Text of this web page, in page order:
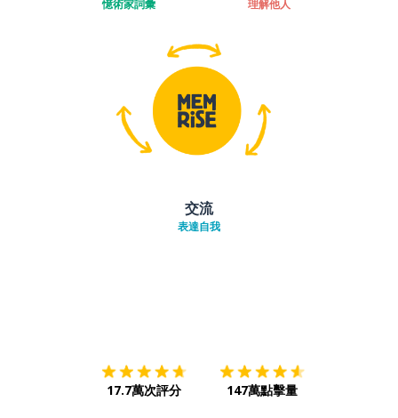
憶術家詞彙 理解他人
交流
表達自我
17.7萬次評分 147萬點擊量